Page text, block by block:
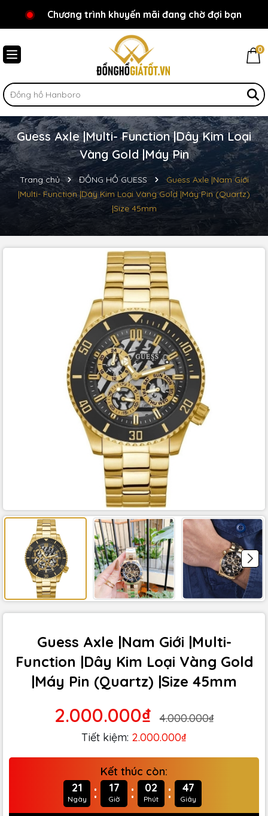
Chào mừng bạn đến với Đồnghồgiátốt.vn!
Chương trình khuyến mãi đang chờ đợi bạn
0
Guess Axle |Multi- Function |Dây Kim Loại
Vàng Gold |Máy Pin
Trang chủ ĐỒNG HỒ GUESS
Guess Axle |Nam Giới
|Multi- Function |Dây Kim Loại Vàng Gold |Máy Pin (Quartz)
|Size 45mm
Guess Axle |Nam Giới |Multi-
Function |Dây Kim Loại Vàng Gold
|Máy Pin (Quartz) |Size 45mm
2.000.000₫
4.000.000₫
Tiết kiệm: 2.000.000₫
Kết thúc còn:
21
Ngày : 17
Giờ : 02
Phút : 46
Giây